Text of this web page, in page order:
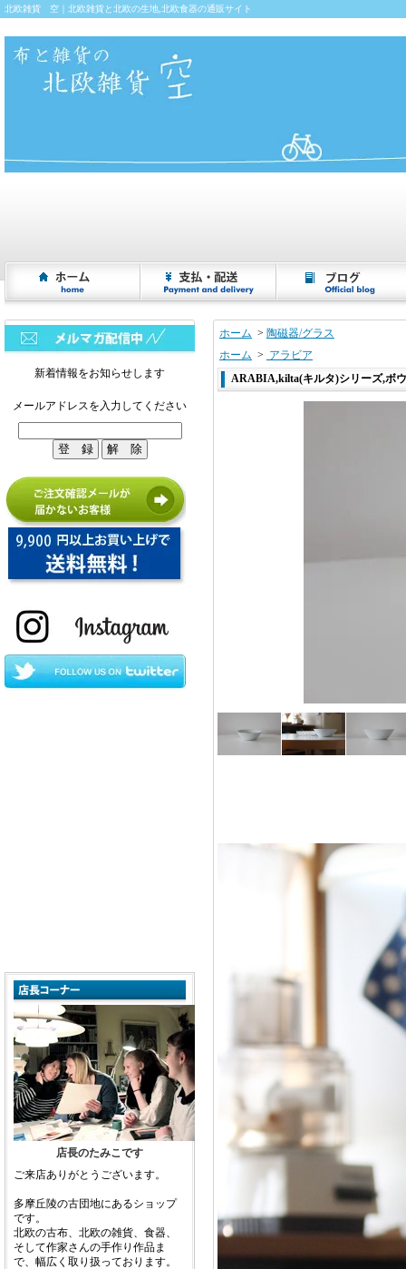
北欧雑貨 空｜北欧雑貨と北欧の生地,北欧食器の通販サイト
新着情報をお知らせします
メールアドレスを入力してください
店長のたみこです
ご来店ありがとうございます。
多摩丘陵の古団地にあるショップ
です。
北欧の古布、北欧の雑貨、食器、
そして作家さんの手作り作品ま
で、幅広く取り扱っております。
ホーム > 陶磁器/グラス
ホーム > アラビア
ARABIA,kilta(キルタ)シリーズ,ボ